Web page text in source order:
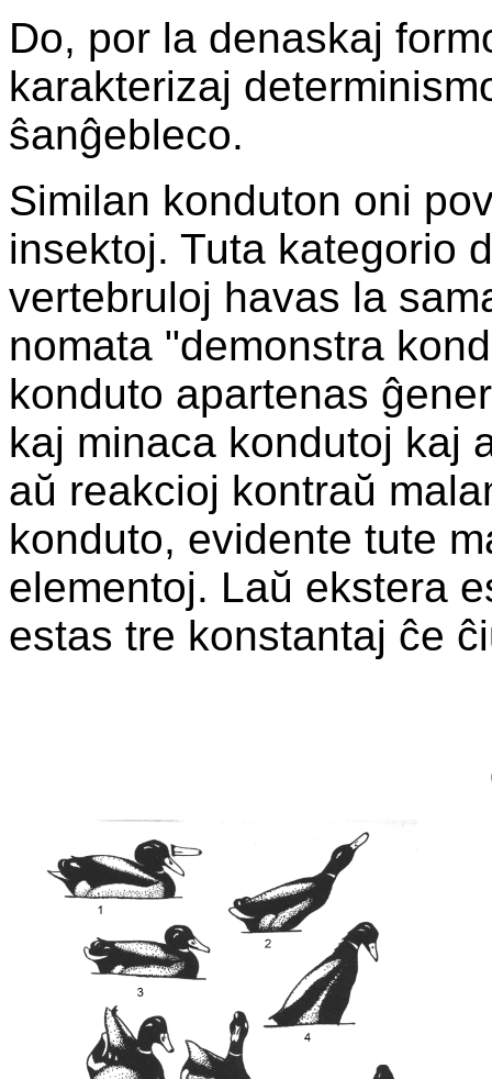
Do, por la denaskaj
karakterizaj
ŝanĝebleco.
Similan konduton oni
insektoj. Tuta kategorio
vertebruloj havas la
nomata "demonstra
konduto apartenas
kaj minaca kondutoj kaj
aŭ reakcioj kontraŭ
konduto, evidente tute
elementoj. Laŭ ekstera
estas tre konstantaj ĉe